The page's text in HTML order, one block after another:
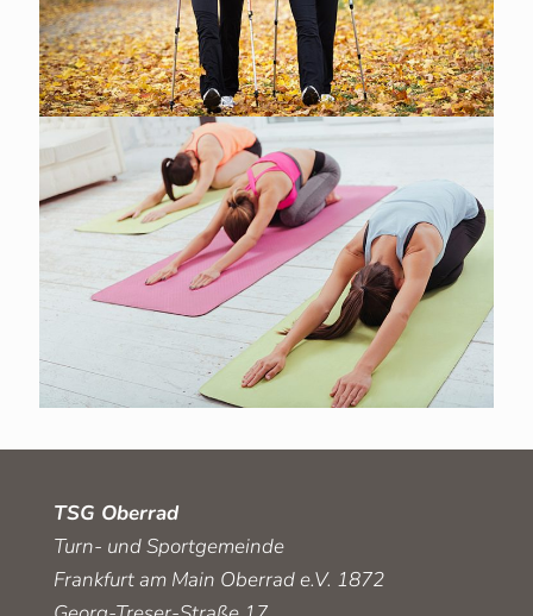
TSG Oberrad
Turn- und Sportgemeinde
Frankfurt am Main Oberrad e.V. 1872